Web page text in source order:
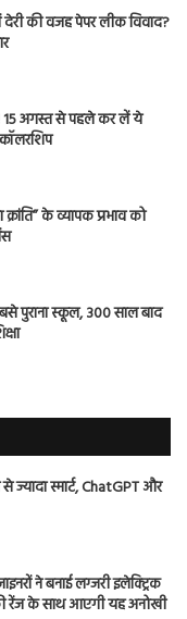
की वजह पेपर लीक विवाद?
15 अगस्त से पहले कर लें ये
के व्यापक प्रभाव को
पुराना स्कूल, 300 साल बाद
ज्यादा स्मार्ट, ChatGPT और
ने बनाई लग्जरी इलेक्ट्रिक
रेंज के साथ आएगी यह अनोखी